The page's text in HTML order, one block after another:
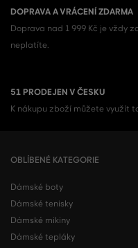
DOPRAVA A VRÁCENÍ ZDARMA
Doprava nad 1 999 Kč je vždy
neplatíte.
51 PRODEJEN V ČESKU
K nákupu zboží můžete využít
OBLÍBENÉ KATEGORIE
Dámské boty
Dámské tenisky
Dámské mikiny
Dámské tepláky